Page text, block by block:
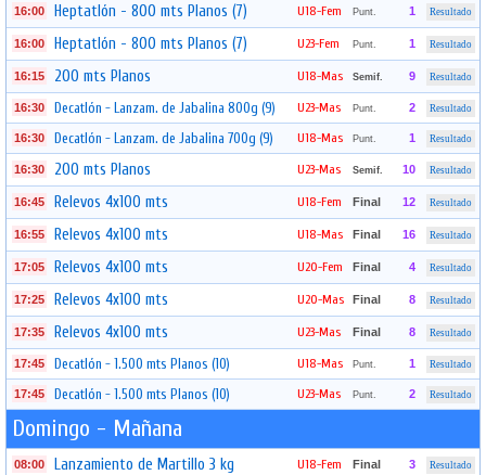
16:00 Heptatlón - 800 mts Planos (7) U18-Fem Punt. 1 Resultado
16:00 Heptatlón - 800 mts Planos (7) U23-Fem Punt. 1 Resultado
16:15 200 mts Planos U18-Mas Semif. 9 Resultado
16:30 Decatlón - Lanzam. de Jabalina 800g (9) U23-Mas Punt. 2 Resultado
16:30 Decatlón - Lanzam. de Jabalina 700g (9) U18-Mas Punt. 1 Resultado
16:30 200 mts Planos U23-Mas Semif. 10 Resultado
16:45 Relevos 4x100 mts U18-Fem Final 12 Resultado
16:55 Relevos 4x100 mts U18-Mas Final 16 Resultado
17:05 Relevos 4x100 mts U20-Fem Final 4 Resultado
17:25 Relevos 4x100 mts U20-Mas Final 8 Resultado
17:35 Relevos 4x100 mts U23-Mas Final 8 Resultado
17:45 Decatlón - 1.500 mts Planos (10) U18-Mas Punt. 1 Resultado
17:45 Decatlón - 1.500 mts Planos (10) U23-Mas Punt. 2 Resultado
Domingo - Mañana
08:00 Lanzamiento de Martillo 3 kg U18-Fem Final 3 Resultado